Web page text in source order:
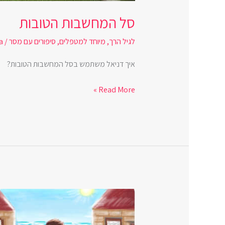
סל המחשבות הטובות
לגיל הרך, מיוחד למטפלים, סיפורים עם מסר/
איך דניאל משתמש בסל המחשבות הטובות?
Read More »
קופץ
למים